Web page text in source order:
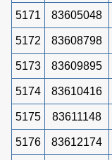
5171 83605048
5172 83608798
5173 83609895
5174 83610416
5175 83611148
5176 83612174